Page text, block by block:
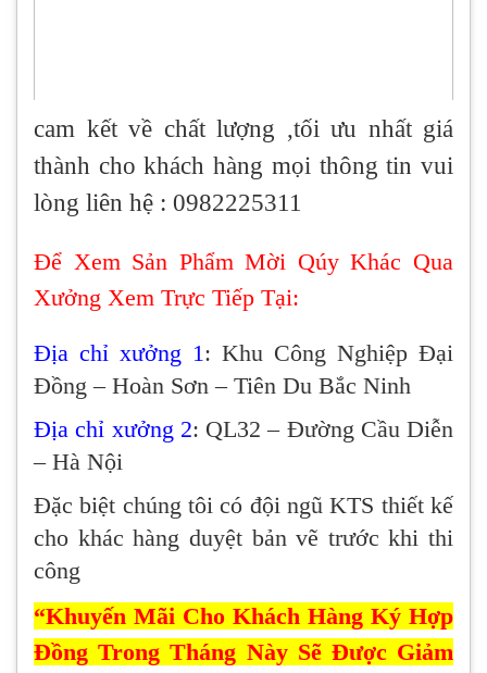
cam kết về chất lượng ,tối ưu nhất giá
thành cho khách hàng mọi thông tin vui
lòng liên hệ : 0982225311
Để Xem Sản Phẩm Mời Qúy Khác Qua
Xưởng Xem Trực Tiếp Tại:
Địa chỉ xưởng 1 : Khu Công Nghiệp Đại
Đồng – Hoàn Sơn – Tiên Du Bắc Ninh
Địa chỉ xưởng 2: QL32 – Đường Cầu Diễn
– Hà Nội
Đặc biệt chúng tôi có đội ngũ KTS thiết kế
cho khác hàng duyệt bản vẽ trước khi thi
công
“Khuyến Mãi Cho Khách Hàng Ký Hợp
Đồng Trong Tháng Này Sẽ Được Giảm